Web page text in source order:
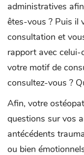
administratives
êtes-vous ? Puis il
consultation et
rapport avec celui-
votre motif de
consultez-vous ?
Afin, votre
questions sur vos
antécédents
ou bien